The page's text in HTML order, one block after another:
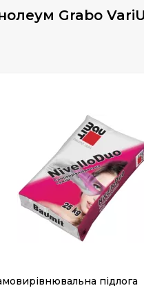
Grabo
підлога